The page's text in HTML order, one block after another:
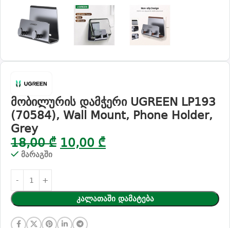
მობილურის დამჭერი UGREEN LP193
(70584), Wall Mount, Phone Holder,
Grey
18,00₾ 10,00 ₾
მარაგში
Კალათაში Დამატება